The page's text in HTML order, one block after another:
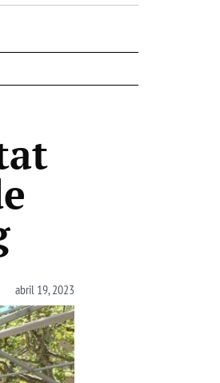
abril 19, 2023